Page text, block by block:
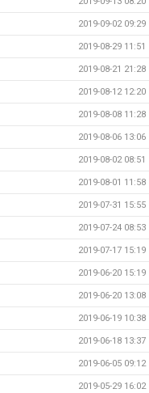
2019-09-02 09:29
2019-08-29 11:51
2019-08-21 21:28
2019-08-12 12:20
2019-08-08 11:28
2019-08-06 13:06
2019-08-02 08:51
2019-08-01 11:58
2019-07-31 15:55
2019-07-24 08:53
2019-07-17 15:19
2019-06-20 15:19
2019-06-20 13:08
2019-06-19 10:38
2019-06-18 13:37
2019-06-05 09:12
2019-05-29 16:02